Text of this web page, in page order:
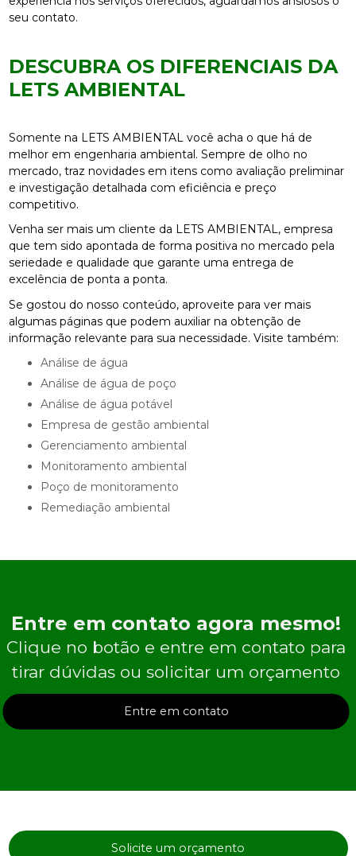
seu contato.
DESCUBRA OS DIFERENCIAIS DA
LETS AMBIENTAL
Somente na LETS AMBIENTAL você acha o que há de
melhor em engenharia ambiental. Sempre de olho no
mercado, traz novidades em itens como avaliação preliminar
e investigação detalhada com eficiência e preço
competitivo.
Venha ser mais um cliente da LETS AMBIENTAL, empresa
que tem sido apontada de forma positiva no mercado pela
seriedade e qualidade que garante uma entrega de
excelência de ponta a ponta.
Se gostou do nosso conteúdo, aproveite para ver mais
algumas páginas que podem auxiliar na obtenção de
informação relevante para sua necessidade. Visite também:
análise de água
análise de água de poço
análise de água potável
empresa de gestão ambiental
gerenciamento ambiental
monitoramento ambiental
poço de monitoramento
remediação ambiental
Entre em contato agora mesmo!
Clique no botão e entre em contato para
tirar dúvidas ou solicitar um orçamento
Entre em contato
Solicite um orçamento